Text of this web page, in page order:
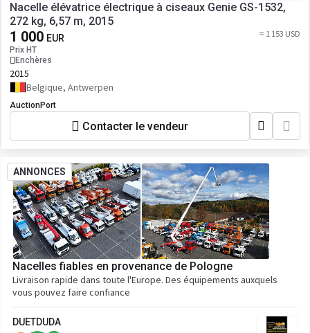
Nacelle élévatrice électrique à ciseaux Genie GS-1532,
272 kg, 6,57 m, 2015
1 000 EUR
Prix HT
Enchères
≈ 1 153 USD
2015
Belgique, Antwerpen
AuctionPort
Contacter le vendeur
ANNONCES
Nacelles fiables en provenance de Pologne
Livraison rapide dans toute l'Europe. Des équipements auxquels
vous pouvez faire confiance
DUETDUDA